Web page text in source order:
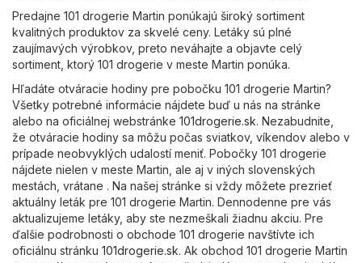
Predajne 101 drogerie Martin ponúkajú široký sortiment
kvalitných produktov za skvelé ceny. Letáky sú plné
zaujímavých výrobkov, preto neváhajte a objavte celý
sortiment, ktorý 101 drogerie v meste Martin ponúka.
Hľadáte otváracie hodiny pre pobočku 101 drogerie Martin?
Všetky potrebné informácie nájdete buď u nás na stránke
alebo na oficiálnej webstránke 101drogerie.sk. Nezabudnite,
že otváracie hodiny sa môžu počas sviatkov, víkendov alebo v
prípade neobvyklých udalostí meniť. Pobočky 101 drogerie
nájdete nielen v meste Martin, ale aj v iných slovenských
mestách, vrátane . Na našej stránke si vždy môžete prezrieť
aktuálny leták pre 101 drogerie Martin. Dennodenne pre vás
aktualizujeme letáky, aby ste nezmeškali žiadnu akciu. Pre
ďalšie podrobnosti o obchode 101 drogerie navštívte ich
oficiálnu stránku 101drogerie.sk. Ak obchod 101 drogerie Martin